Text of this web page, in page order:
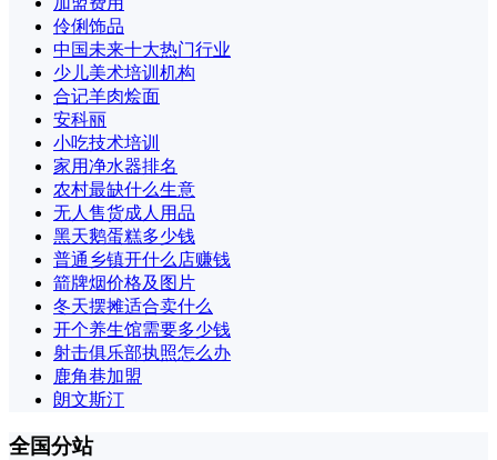
伶俐饰品
中国未来十大热门行业
少儿美术培训机构
合记羊肉烩面
安科丽
小吃技术培训
家用净水器排名
农村最缺什么生意
无人售货成人用品
黑天鹅蛋糕多少钱
普通乡镇开什么店赚钱
箭牌烟价格及图片
冬天摆摊适合卖什么
开个养生馆需要多少钱
射击俱乐部执照怎么办
鹿角巷加盟
朗文斯汀
全国分站